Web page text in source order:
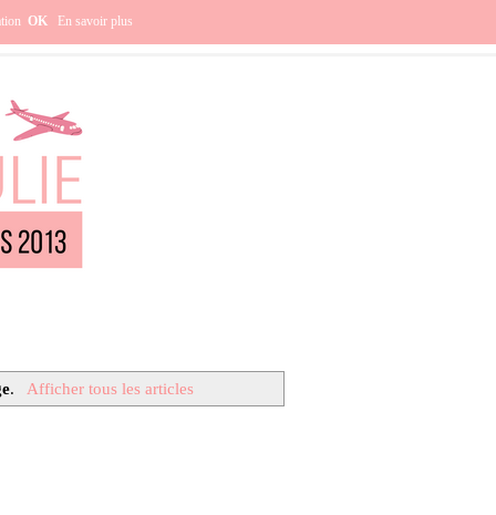
?
. Afficher tous les articles
OK En savoir plus